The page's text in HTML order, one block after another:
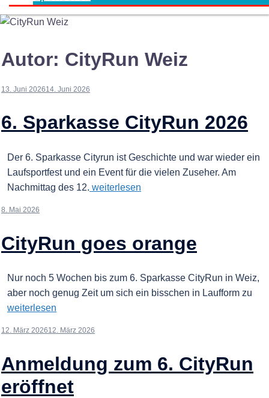
Autor: CityRun Weiz
13. Juni 202614. Juni 2026
6. Sparkasse CityRun 2026
Der 6. Sparkasse Cityrun ist Geschichte und war wieder ein
Laufsportfest und ein Event für die vielen Zuseher. Am
Nachmittag des 12. weiterlesen
8. Mai 2026
CityRun goes orange
Nur noch 5 Wochen bis zum 6. Sparkasse CityRun in Weiz,
aber noch genug Zeit um sich ein bisschen in Laufform zu
weiterlesen
12. März 202612. März 2026
Anmeldung zum 6. CityRun
eröffnet